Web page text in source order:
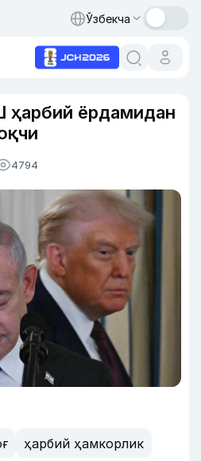
Ўзбекча
ҳарбий ёрдамидан
4794
ҳарбий ҳамкорлик